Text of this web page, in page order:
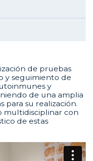
de pruebas
y seguimiento de
y
de una amplia
para su realización.
multidisciplinar con
de estas